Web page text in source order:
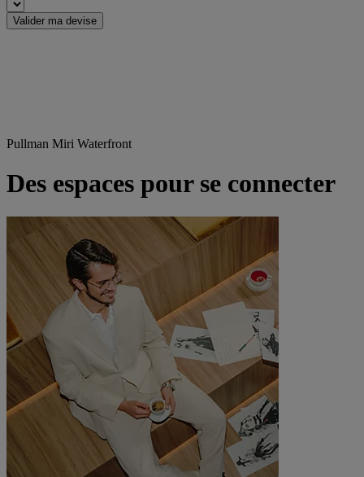
Valider ma devise
Pullman Miri Waterfront
Des espaces pour se connecter